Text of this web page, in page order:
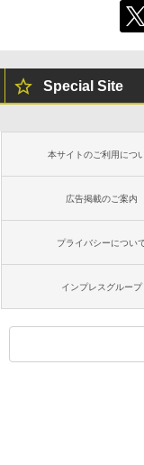
Special Site
本サイトのご利用につ
広告掲載のご案内
プライバシーについ
インプレスグループ